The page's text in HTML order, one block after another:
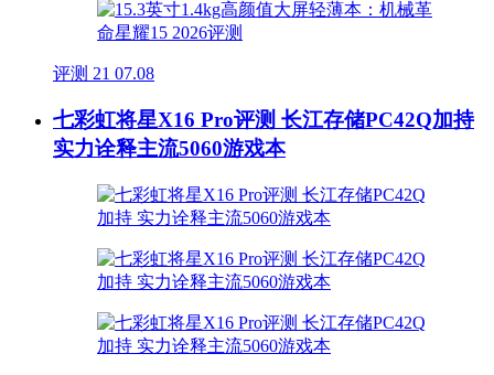
评测 21 07.08
七彩虹将星X16 Pro评测 长江存储PC42Q加持
实力诠释主流5060游戏本